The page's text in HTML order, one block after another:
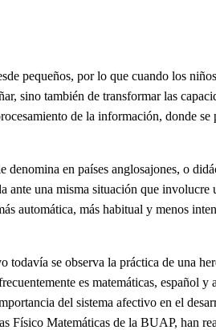
pequeños, por lo que cuando los
sino también de transformar las
de la información, donde
en países anglosajones, o
una misma situación que
automática, más habitual y menos
se observa la práctica de una
es matemáticas, español y
del sistema afectivo en el
Físico Matemáticas de la BUAP, han